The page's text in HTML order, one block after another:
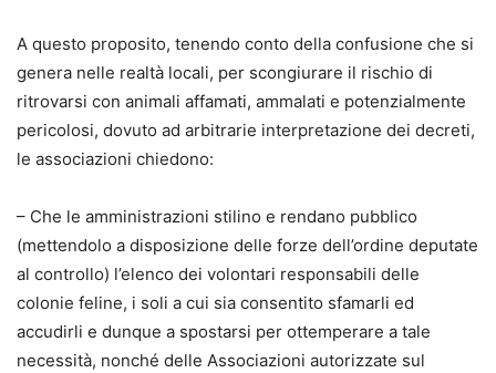
A questo proposito, tenendo conto della confusione che si
genera nelle realtà locali, per scongiurare il rischio di
ritrovarsi con animali affamati, ammalati e potenzialmente
pericolosi, dovuto ad arbitrarie interpretazione dei decreti,
le associazioni chiedono:
– Che le amministrazioni stilino e rendano pubblico
(mettendolo a disposizione delle forze dell’ordine deputate
al controllo) l’elenco dei volontari responsabili delle
colonie feline, i soli a cui sia consentito sfamarli ed
accudirli e dunque a spostarsi per ottemperare a tale
necessità, nonché delle Associazioni autorizzate sul